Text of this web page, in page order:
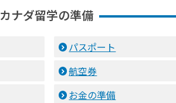
カナダ留学の準備
パスポート
航空券
お金の準備